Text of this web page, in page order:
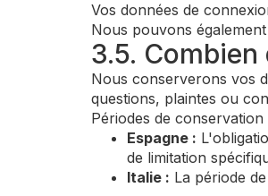
Vos données de
Nous pouvons
3.5. Combien
Nous conserverons vos
questions, plaintes ou
Périodes de
Espagne :
de limitation
Italie : La période